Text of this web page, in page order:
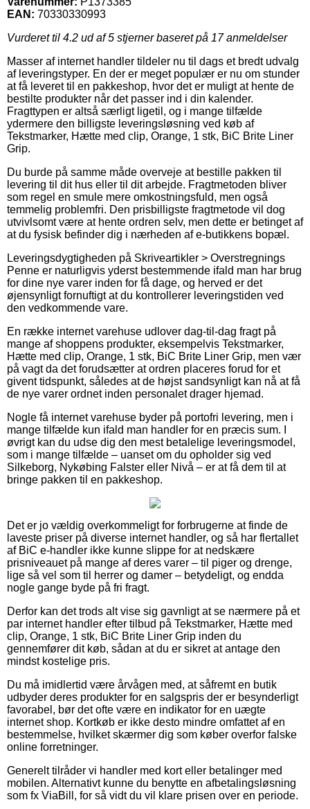
EAN: 70330330993
Vurderet til 4.2 ud af 5 stjerner baseret på 17anmeldelser
Masser af internet handler tildeler nu til dags et bredt udvalg
af leveringstyper. En der er meget populær er nu om stunder
at få leveret til en pakkeshop, hvor det er muligt at hente de
bestilte produkter når det passer ind i din kalender.
Fragttypen er altså særligt ligetil, og i mange tilfælde
ydermere den billigste leveringsløsning ved køb af
Tekstmarker, Hætte med clip, Orange, 1 stk, BiC Brite Liner
Grip.
Du burde på samme måde overveje at bestille pakken til
levering til dit hus eller til dit arbejde. Fragtmetoden bliver
som regel en smule mere omkostningsfuld, men også
temmelig problemfri. Den prisbilligste fragtmetode vil dog
utvivlsomt være at hente ordren selv, men dette er betinget af
at du fysisk befinder dig i nærheden af e-butikkens bopæl.
Leveringsdygtigheden på Skriveartikler > Overstregnings
Penne er naturligvis yderst bestemmende ifald man har brug
for dine nye varer inden for få dage, og herved er det
øjensynligt fornuftigt at du kontrollerer leveringstiden ved
den vedkommende vare.
En række internet varehuse udlover dag-til-dag fragt på
mange af shoppens produkter, eksempelvis Tekstmarker,
Hætte med clip, Orange, 1 stk, BiC Brite Liner Grip, men vær
på vagt da det forudsætter at ordren placeres forud for et
givent tidspunkt, således at de højst sandsynligt kan nå at få
de nye varer ordnet inden personalet drager hjemad.
Nogle få internet varehuse byder på portofri levering, men i
mange tilfælde kun ifald man handler for en præcis sum. I
øvrigt kan du udse dig den mest betalelige leveringsmodel,
som i mange tilfælde – uanset om du opholder sig ved
Silkeborg, Nykøbing Falster eller Nivå – er at få dem til at
bringe pakken til en pakkeshop.
Det er jo vældig overkommeligt for forbrugerne at finde de
laveste priser på diverse internet handler, og så har flertallet
af BiC e-handler ikke kunne slippe for at nedskære
prisniveauet på mange af deres varer – til piger og drenge,
lige så vel som til herrer og damer – betydeligt, og endda
nogle gange byde på fri fragt.
Derfor kan det trods alt vise sig gavnligt at se nærmere på et
par internet handler efter tilbud på Tekstmarker, Hætte med
clip, Orange, 1 stk, BiC Brite Liner Grip inden du
gennemfører dit køb, sådan at du er sikret at antage den
mindst kostelige pris.
Du må imidlertid være årvågen med, at såfremt en butik
udbyder deres produkter for en salgspris der er besynderligt
favorabel, bør det ofte være en indikator for en uægte
internet shop. Kortkøb er ikke desto mindre omfattet af en
bestemmelse, hvilket skærmer dig som køber overfor falske
online forretninger.
Generelt tilråder vi handler med kort eller betalinger med
mobilen. Alternativt kunne du benytte en afbetalingsløsning
som fx ViaBill, for så vidt du vil klare prisen over en periode.